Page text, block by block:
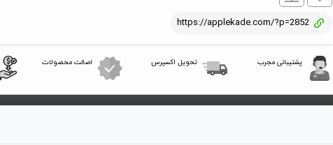
مشخصات
شخصی
عدد
https://applekade.com/?p=2852
پشتیبانی مجرب تحویل اکسپرس اصالت محصولات